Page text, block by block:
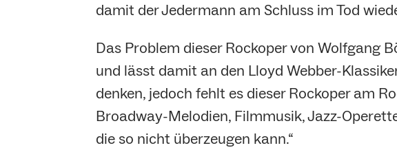
damit der Jedermann am Schluss im Tod
Das Problem dieser Rockoper von Wolfgang
und lässt damit an den Lloyd Webber-
denken, jedoch fehlt es dieser Rockoper am
Broadway-Melodien, Filmmusik, Jazz-
die so nicht überzeugen kann.“